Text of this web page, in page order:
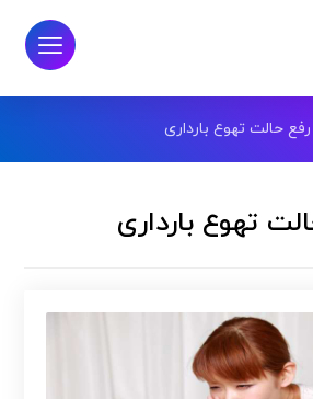
رفع حالت تهوع بارداری
تهوع بارداری